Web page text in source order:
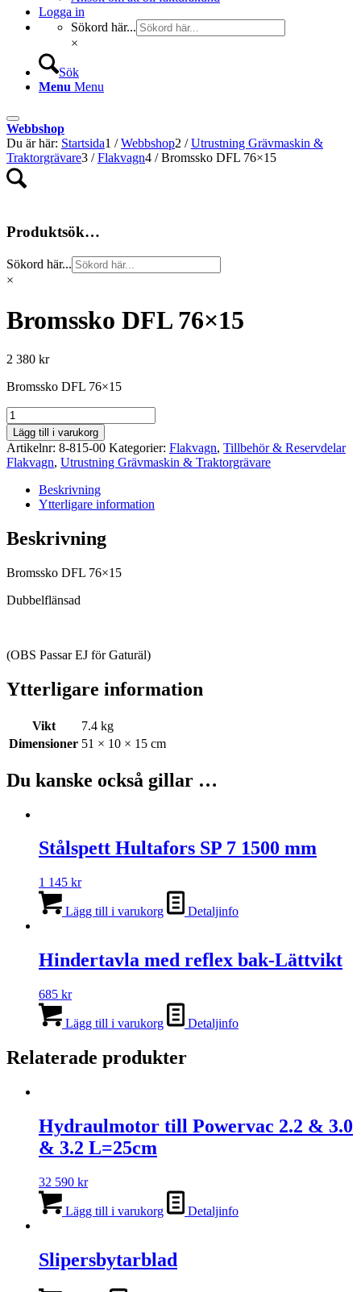
Logga in
Sökord här...
×
Sök
Menu Menu
Webbshop
Du är här: Startsida1 / Webbshop2 / Utrustning Grävmaskin &
Traktorgrävare3 / Flakvagn4 / Bromssko DFL 76×15
Produktsök…
Sökord här...
×
Bromssko DFL 76×15
2 380 kr
Bromssko DFL 76×15
Bromssko
DFL
76x15
mängd
Lägg till i varukorg
Artikelnr: 8-815-00 Kategorier: Flakvagn, Tillbehör & Reservdelar
Flakvagn, Utrustning Grävmaskin & Traktorgrävare
Beskrivning
Ytterligare information
Beskrivning
Bromssko DFL 76×15
Dubbelflänsad
(OBS Passar EJ för Gaturäl)
Ytterligare information
Vikt
7.4 kg
Dimensioner 51 × 10 × 15 cm
Du kanske också gillar …
Stålspett Hultafors SP 7 1500 mm
1 145 kr
Lägg till i varukorg Detaljinfo
Hindertavla med reflex bak-Lättvikt
685 kr
Lägg till i varukorg Detaljinfo
Relaterade produkter
Hydraulmotor till Powervac 2.2 & 3.0
& 3.2 L=25cm
32 590 kr
Lägg till i varukorg Detaljinfo
Slipersbytarblad